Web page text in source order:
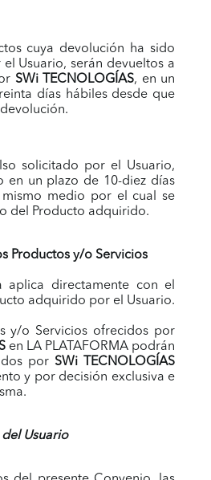
cuya devolución ha sido
Usuario, serán devueltos a
SWi TECNOLOGÍAS, en un
días hábiles desde que
solicitado por el Usuario,
en un plazo de 10-diez días
mismo medio por el cual se
del Producto adquirido.
Productos y/o Servicios
aplica directamente con el
adquirido por el Usuario.
y/o Servicios ofrecidos por
en LA PLATAFORMA podrán
por SWi TECNOLOGÍAS
y por decisión exclusiva e
Usuario